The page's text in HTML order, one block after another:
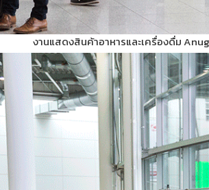
งานแสดงสินค้าอาหารและเครื่องดื่ม